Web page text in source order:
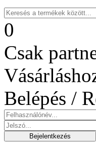
0
Csak
Belépés /